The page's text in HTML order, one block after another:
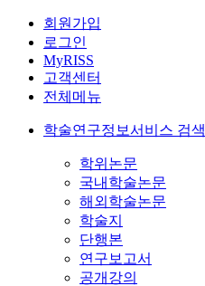
회원가입
로그인
MyRISS
고객센터
전체메뉴
학술연구정보서비스 검색
학위논문
국내학술논문
해외학술논문
학술지
단행본
연구보고서
공개강의